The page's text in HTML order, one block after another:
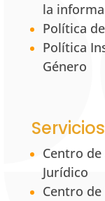
la
Política
Política
Género
Servicios
Centro
Jurídico
Centro